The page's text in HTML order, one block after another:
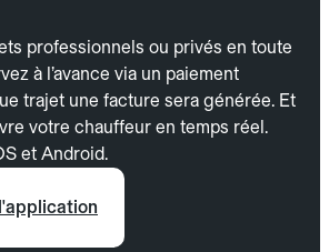
professionnels ou privés en toute
à l’avance via un paiement
trajet une facture sera générée. Et
votre chauffeur en temps réel.
et Android.